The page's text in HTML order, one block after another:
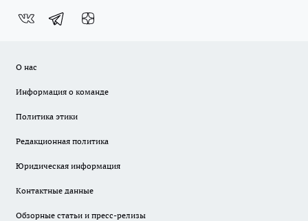
О нас
Информация о команде
Политика этики
Редакционная политика
Юридическая информация
Контактные данные
Обзорные статьи и пресс-релизы